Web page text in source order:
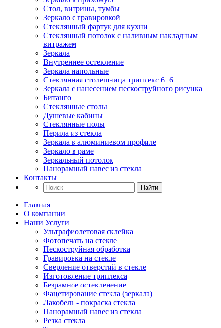
Стол, витрины, тумбы
Зеркало с гравировкой
Стеклянный фартук для кухни
Стеклянный потолок с наливным накладным
витражем
Зеркала
Внутреннее остекление
Зеркала напольные
Стеклянная столешница триплекс 6+6
Зеркала с нанесением пескоструйного рисунка
Битанго
Стеклянные столы
Душевые кабины
Стеклянные полы
Перила из стекла
Зеркала в алюминиевом профиле
Зеркало в раме
Зеркальный потолок
Панорамный навес из стекла
Контакты
Найти
Главная
О компании
Наши Услуги
Ультрафиолетовая склейка
Фотопечать на стекле
Пескоструйная обработка
Гравировка на стекле
Cверление отверстий в стекле
Изготовление триплекса
Безрамное остекленение
Фацетирование стекла (зеркала)
Лакобель - покраска стекла
Панорамный навес из стекла
Резка стекла